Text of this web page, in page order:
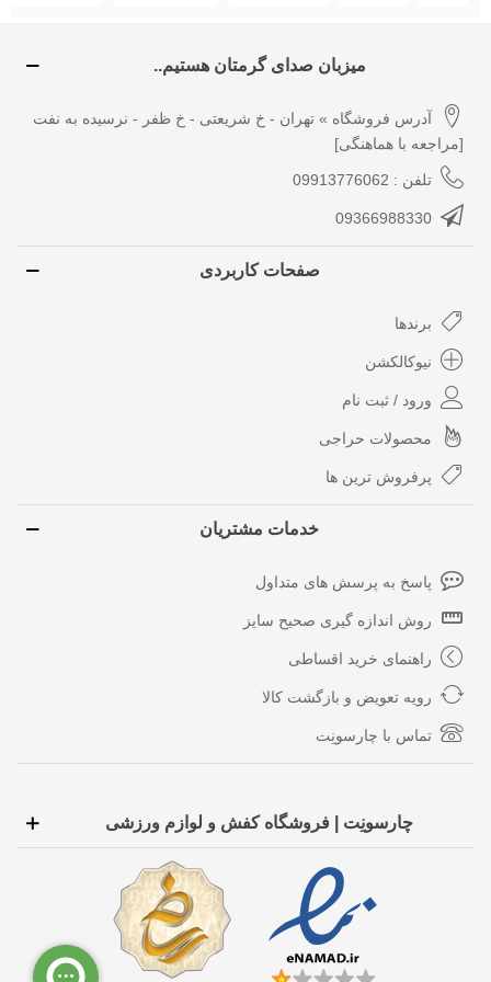
میزبان صدای گرمتان هستیم..
آدرس فروشگاه » تهران - خ شریعتی - خ ظفر - نرسیده به نفت
[مراجعه با هماهنگی]
تلفن : 09913776062
09366988330
صفحات کاربردی
برندها
نیوکالکشن
ورود / ثبت نام
محصولات حراجی
پرفروش ترین ها
خدمات مشتریان
پاسخ به پرسش های متداول
روش اندازه گیری صحیح سایز
راهنمای خرید اقساطی
رویه تعویض و بازگشت کالا
تماس با چارسونِت
چارسونِت | فروشگاه کفش و لوازم ورزشی